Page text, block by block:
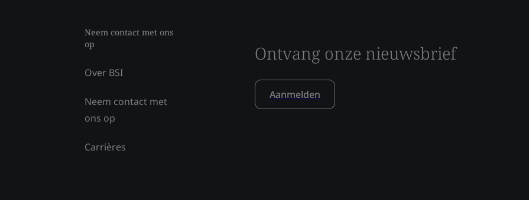
Neem contact met ons
op
Over BSI
Neem contact met
ons op
Carrières
Ontvang onze nieuwsbrief
Aanmelden